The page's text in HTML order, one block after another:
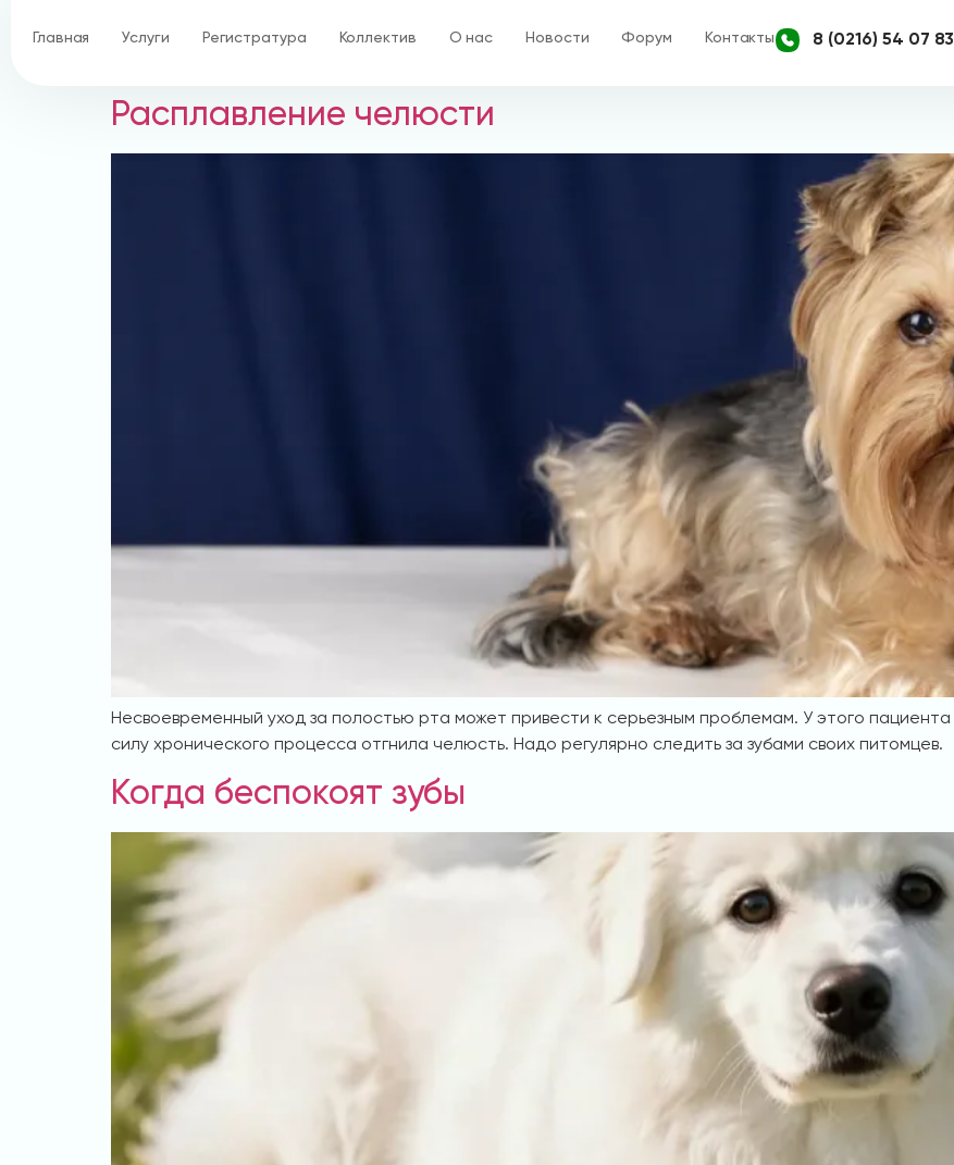
Главная Услуги Регистратура Коллектив О нас Новости Форум Контакты 8 (0216) 54 07 83
Расплавление челюсти
Несвоевременный уход за полостью рта может привести к серьезным проблемам. У этого пациента
силу хронического процесса отгнила челюсть. Надо регулярно следить за зубами своих питомцев.
Когда беспокоят зубы